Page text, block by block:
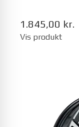
1.845,00 kr.
Vis produkt